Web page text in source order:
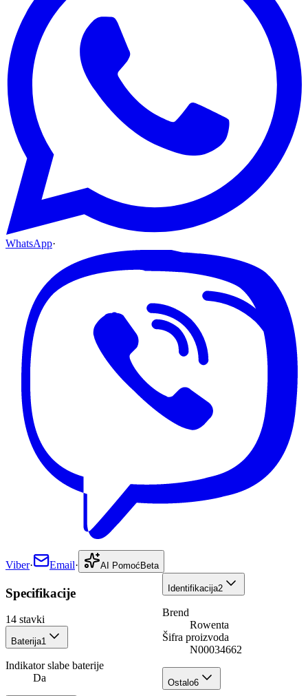
WhatsApp·
Viber· Email· AI Pomoć Beta
Specifikacije
14 stavki
Baterija1
Indikator slabe baterije
Da
Identifikacija2
Brend
Rowenta
Šifra proizvoda
N00034662
Ostalo6